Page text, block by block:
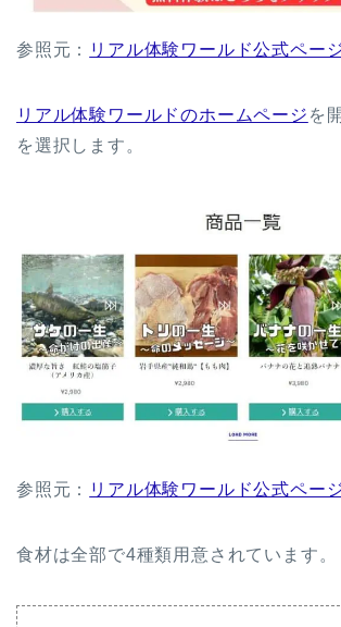
参照元： リアル体験ワールド公式ペー
リアル体験ワールドのホームページ を
を選択します。
参照元： リアル体験ワールド公式ペー
食材は全部で4種類用意されています。